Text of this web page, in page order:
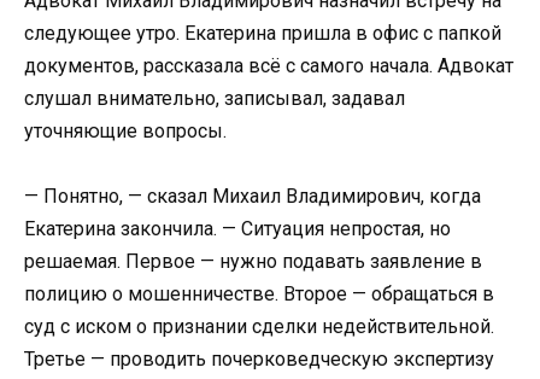
следующее утро. Екатерина пришла в офис с папкой
документов, рассказала всё с самого начала. Адвокат
слушал внимательно, записывал, задавал
уточняющие вопросы.
— Понятно, — сказал Михаил Владимирович, когда
Екатерина закончила. — Ситуация непростая, но
решаемая. Первое — нужно подавать заявление в
полицию о мошенничестве. Второе — обращаться в
суд с иском о признании сделки недействительной.
Третье — проводить почерковедческую экспертизу